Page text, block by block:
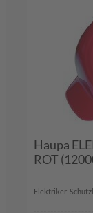
Haupa
ROT
Elektriker-